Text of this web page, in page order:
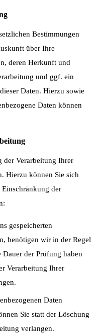
Bestimmungen
über Ihre
deren Herkunft und
und ggf. ein
Daten. Hierzu sowie
Daten können
der Verarbeitung Ihrer
Hierzu können Sie sich
der
gespeicherten
benötigen wir in der Regel
der Prüfung haben
Verarbeitung Ihrer
Daten
Sie statt der Löschung
verlangen.